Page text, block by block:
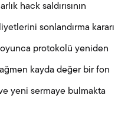
hack saldırısının
sonlandırma kararı
protokolü yeniden
kayda değer bir fon
ve yeni sermaye bulmakta